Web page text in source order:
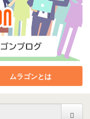
ムラゴンとは